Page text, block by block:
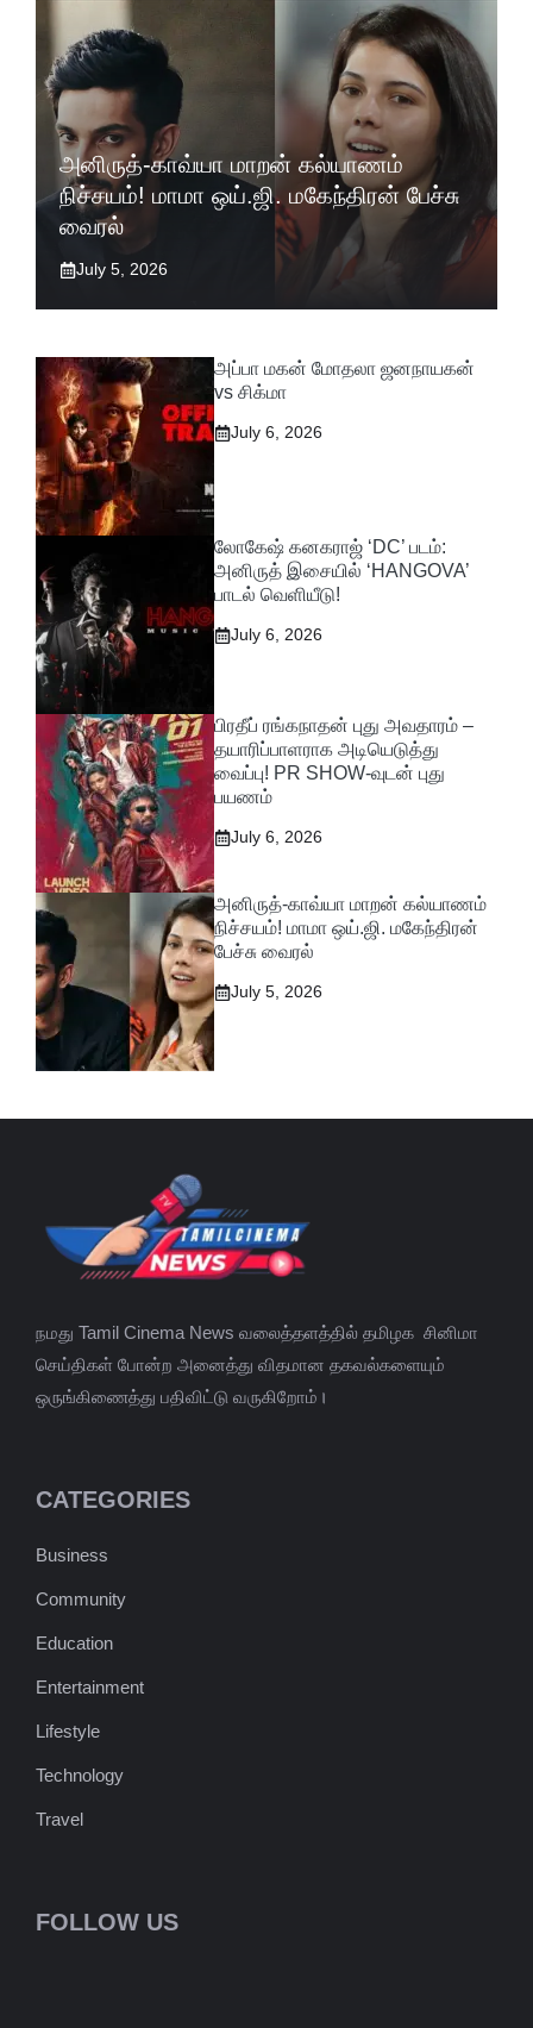
அனிருத்-காவ்யா மாறன் கல்யாணம்
நிச்சயம்! மாமா ஒய்.ஜி. மகேந்திரன் பேச்சு
வைரல்
July 5, 2026
அப்பா மகன் மோதலா ஜனநாயகன்
vs சிக்மா
July 6, 2026
லோகேஷ் கனகராஜ் ‘DC’ படம்:
அனிருத் இசையில் ‘HANGOVA’
பாடல் வெளியீடு!
July 6, 2026
பிரதீப் ரங்கநாதன் புது அவதாரம் –
தயாரிப்பாளராக அடியெடுத்து
வைப்பு! PR SHOW-வுடன் புது
பயணம்
July 6, 2026
அனிருத்-காவ்யா மாறன் கல்யாணம்
நிச்சயம்! மாமா ஒய்.ஜி. மகேந்திரன்
பேச்சு வைரல்
July 5, 2026
நமது Tamil Cinema News வலைத்தளத்தில் தமிழக சினிமா
செய்திகள் போன்ற அனைத்து விதமான தகவல்களையும்
ஒருங்கிணைத்து பதிவிட்டு வருகிறோம்।
CATEGORIES
Business
Community
Education
Entertainment
Lifestyle
Technology
Travel
FOLLOW US